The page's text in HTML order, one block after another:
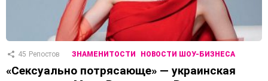
45 Репостов ЗНАМЕНИТОСТИ НОВОСТИ ШОУ-БИЗНЕСА
«Сексуально потрясающе» — украинская